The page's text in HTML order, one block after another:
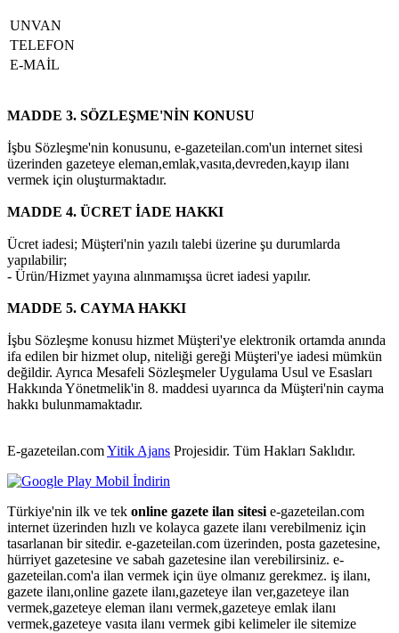
UNVAN
TELEFON
E-MAİL
MADDE 3. SÖZLEŞME'NİN KONUSU
İşbu Sözleşme'nin konusunu, e-gazeteilan.com'un internet sitesi
üzerinden gazeteye eleman,emlak,vasıta,devreden,kayıp ilanı
vermek için oluşturmaktadır.
MADDE 4. ÜCRET İADE HAKKI
Ücret iadesi; Müşteri'nin yazılı talebi üzerine şu durumlarda
yapılabilir;
- Ürün/Hizmet yayına alınmamışsa ücret iadesi yapılır.
MADDE 5. CAYMA HAKKI
İşbu Sözleşme konusu hizmet Müşteri'ye elektronik ortamda anında
ifa edilen bir hizmet olup, niteliği gereği Müşteri'ye iadesi mümkün
değildir. Ayrıca Mesafeli Sözleşmeler Uygulama Usul ve Esasları
Hakkında Yönetmelik'in 8. maddesi uyarınca da Müşteri'nin cayma
hakkı bulunmamaktadır.
E-gazeteilan.comYitik Ajans Projesidir. Tüm Hakları Saklıdır.
Türkiye'nin ilk ve tek online gazete ilan sitesi e-gazeteilan.com
internet üzerinden hızlı ve kolayca gazete ilanı verebilmeniz için
tasarlanan bir sitedir. e-gazeteilan.com üzerinden, posta gazetesine,
hürriyet gazetesine ve sabah gazetesine ilan verebilirsiniz. e-
gazeteilan.com'a ilan vermek için üye olmanız gerekmez. iş ilanı,
gazete ilanı,online gazete ilanı,gazeteye ilan ver,gazeteye ilan
vermek,gazeteye eleman ilanı vermek,gazeteye emlak ilanı
vermek,gazeteye vasıta ilanı vermek gibi kelimeler ile sitemize